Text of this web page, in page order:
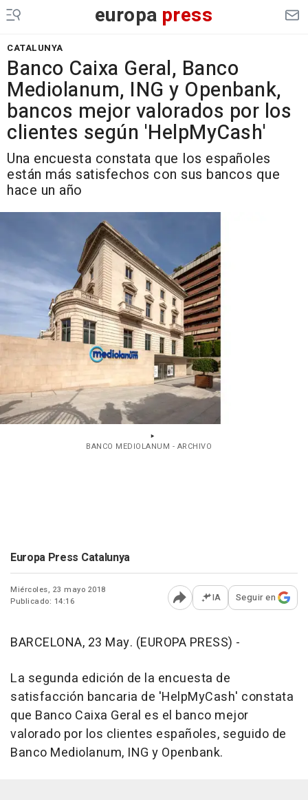
europa press
CATALUNYA
Banco Caixa Geral, Banco
Mediolanum, ING y Openbank,
bancos mejor valorados por los
clientes según 'HelpMyCash'
Una encuesta constata que los españoles
están más satisfechos con sus bancos que
hace un año
BANCO MEDIOLANUM - ARCHIVO
Europa Press Catalunya
Miércoles, 23 mayo 2018
Publicado: 14:16
Abrir opciones para
IA Seguir en
BARCELONA, 23 May. (EUROPA PRESS) -
La segunda edición de la encuesta de
satisfacción bancaria de 'HelpMyCash' constata
que Banco Caixa Geral es el banco mejor
valorado por los clientes españoles, seguido de
Banco Mediolanum, ING y Openbank.